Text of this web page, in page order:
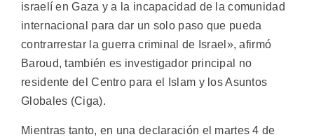
israelí en Gaza y a la incapacidad de la comunidad
internacional para dar un solo paso que pueda
contrarrestar la guerra criminal de Israel», afirmó
Baroud, también es investigador principal no
residente del Centro para el Islam y los Asuntos
Globales (Ciga).
Mientras tanto, en una declaración el martes 4 de